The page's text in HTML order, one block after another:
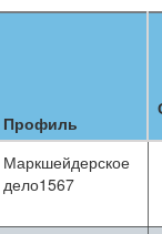
Профиль
Маркшейдерское
дело1567